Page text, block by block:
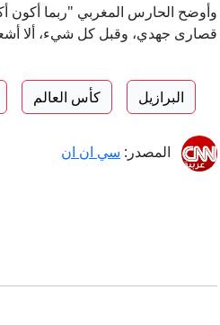
وأوضح الحارس المغربي "ربما أكون
قصارى جهدي، وقبل كل شيء، ألا
البرازيل كأس العالم
المصدر: سي ان ان